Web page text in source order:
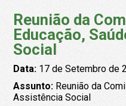
Reunião da
Educação,
Social
Data:17 de Setembro de
Assunto:Reunião da
Assistência Social